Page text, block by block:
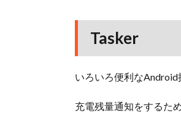
Tasker
いろいろ便利なAndroid
充電残量通知をするた